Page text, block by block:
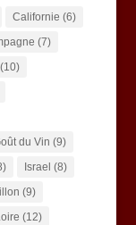
Californie (6)
(7)
du Vin (9)
Israel (8)
(9)
(12)